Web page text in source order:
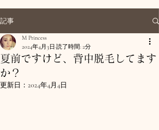
記事
夏前ですけど、背中脱毛してます
か？
M Princess
2024年4月3日 読了時間: 2分
更新日： 2024年4月4日